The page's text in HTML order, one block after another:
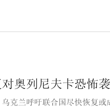
奥列尼夫卡恐怖
克兰呼吁联合国尽快恢复或